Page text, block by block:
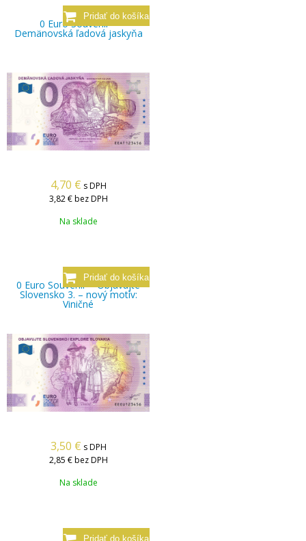
0 Euro Souvenir –
Demänovská ľadová jaskyňa
4,70 € s DPH
3,82 € bez DPH
Na sklade
0 Euro Souvenir – Objavujte
Slovensko 3. – nový motív:
Viničné
3,50 € s DPH
2,85 € bez DPH
Na sklade